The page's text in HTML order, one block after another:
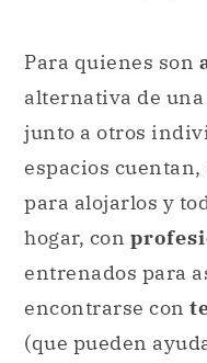
Para quienes son
alternativa de
junto a otros
espacios cuentan,
para alojarlos y
hogar, con
entrenados para
encontrarse con
(que pueden